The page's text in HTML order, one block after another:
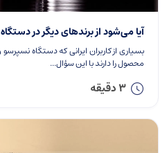
آیا می‌شود از برندهای دیگر در
محصول را دارند با این سؤال...
3 دقیقه